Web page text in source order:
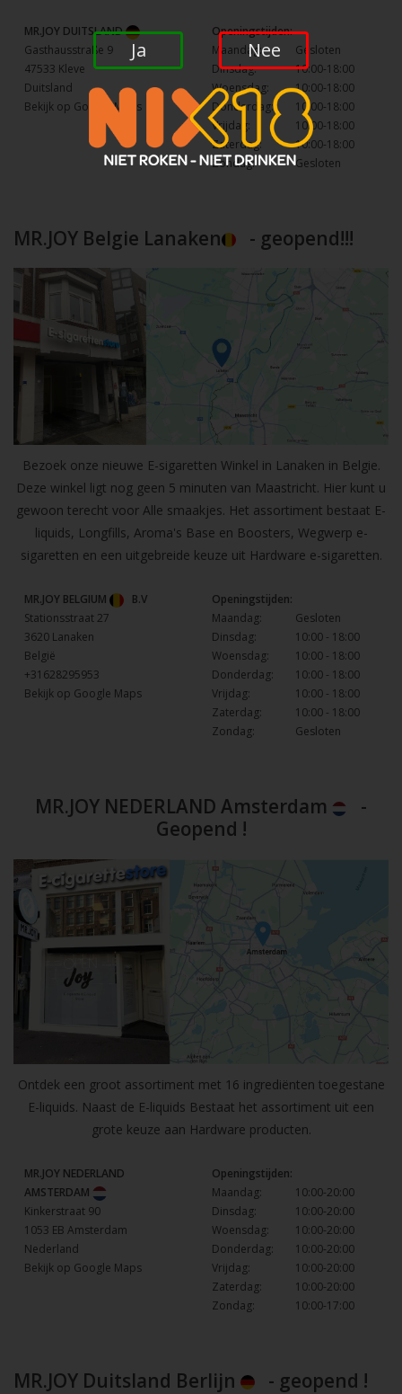
MR.JOY DUITSLAND
Gasthausstraße 9
47533 Kleve
Duitsland
Bekijk op Google Maps
Openingstijden:
Maandag:
Gesloten
Dinsdag:
10:00-18:00
Woensdag:
10:00-18:00
Donderdag:
10:00-18:00
Vrijdag:
10:00-18:00
Zaterdag:
10:00-18:00
Zondag:
Gesloten
MR.JOY Belgie Lanaken - geopend!!!
Bezoek onze nieuwe E-sigaretten Winkel in Lanaken in Belgie.
Deze winkel ligt nog geen 5 minuten van Maastricht. Hier kunt u
gewoon terecht voor Alle smaakjes. Het assortiment bestaat E-
liquids, Longfills, Aroma's Base en Boosters, Wegwerp e-
sigaretten en een uitgebreide keuze uit Hardware e-sigaretten.
MR.JOY BELGIUM
B.V
Stationsstraat 27
3620 Lanaken
België
+31628295953
Bekijk op Google Maps
Openingstijden:
Maandag:
Gesloten
Dinsdag:
10:00 - 18:00
Woensdag:
10:00 - 18:00
Donderdag:
10:00 - 18:00
Vrijdag:
10:00 - 18:00
Zaterdag:
10:00 - 18:00
Zondag:
Gesloten
MR.JOY NEDERLAND Amsterdam
-
Geopend !
Ontdek een groot assortiment met 16 ingrediënten toegestane
E-liquids. Naast de E-liquids Bestaat het assortiment uit een
grote keuze aan Hardware producten.
MR.JOY NEDERLAND
AMSTERDAM
Kinkerstraat 90
1053 EB Amsterdam
Nederland
Bekijk op Google Maps
Openingstijden:
Maandag:
10:00-20:00
Dinsdag:
10:00-20:00
Woensdag:
10:00-20:00
Donderdag:
10:00-20:00
Vrijdag:
10:00-20:00
Zaterdag:
10:00-20:00
Zondag:
10:00-17:00
MR.JOY Duitsland Berlijn - geopend !
Ja Nee